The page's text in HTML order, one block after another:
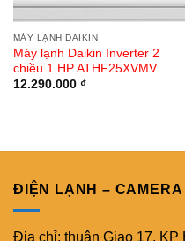
MÁY LẠNH DAIKIN
Máy lạnh Daikin Inverter 2
chiều 1 HP ATHF25XVMV
12.290.000 ₫
ĐIỆN LẠNH –
Địa chỉ: thuận Giao 17,